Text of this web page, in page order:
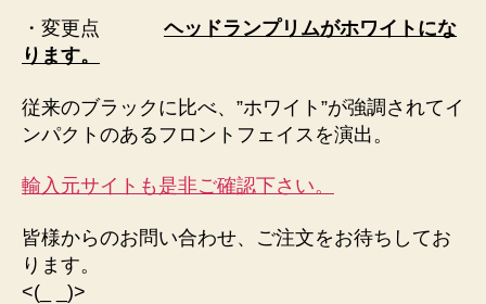
・変更点 ヘッドランプリムがホワイトにな
ります。
従来のブラックに比べ、”ホワイト”が強調されてイ
ンパクトのあるフロントフェイスを演出。
輸入元サイトも是非ご確認下さい。
皆様からのお問い合わせ、ご注文をお待ちしてお
ります。
<(_ _)>